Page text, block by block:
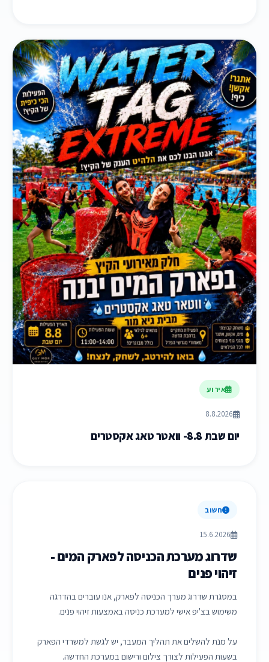
אירוע
8.8.2026
יום שבת 8.8- וואטר טאג אקסטרים
חשוב
15.6.2026
שדרוג מערכת הכניסה לפארק המים -
זיהוי פנים
במסגרת שדרוג מערך הכניסה לפארק, אנו עוברים בהדרגה
משימוש בצ'יפ אישי למערכת כניסה באמצעות זיהוי פנים.
על מנת להשלים את תהליך המעבר, יש לגשת למשרדי הפארק
בשעות הפעילות לצורך צילום ורישום במערכת החדשה.